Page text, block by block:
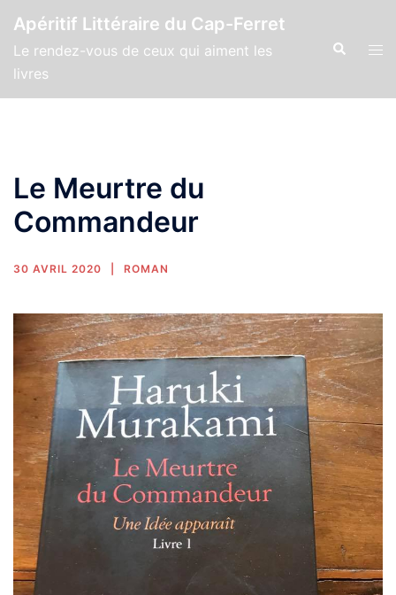
Apéritif Littéraire du Cap-Ferret
Le rendez-vous de ceux qui aiment les
livres
Le Meurtre du
Commandeur
30 AVRIL 2020 ROMAN